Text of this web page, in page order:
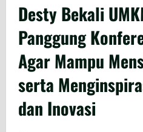
Desty Bekali
Panggung
Agar Mampu
serta
dan Inovasi